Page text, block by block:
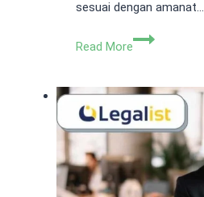
sesuai dengan amanat…
Read More
Pendirian
Notaris,
Pelaku
Usaha
Wajib
Tahu!